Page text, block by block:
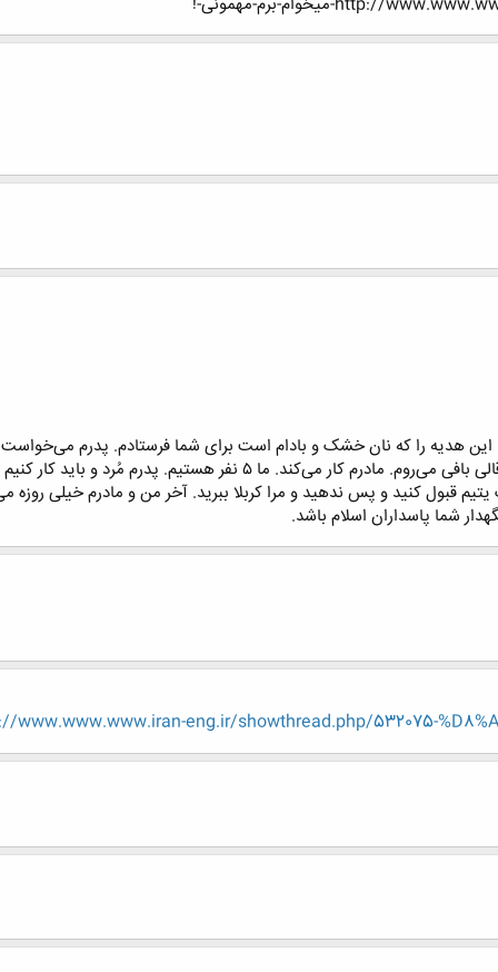
این هدیه را که نان خشک و بادام است برای شما فرستادم. پدرم
قبول کنید و پس ندهید و مرا کربلا ببرید. آخر من و مادرم خیلی
شما پاسداران اسلام باشد.
www.www.www.iran-eng.ir/showthread.php/532075-